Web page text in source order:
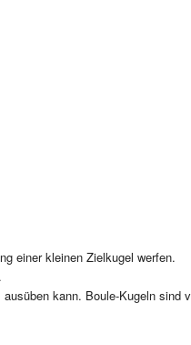
einer kleinen Zielkugel werfen.
kann. Boule-Kugeln sind